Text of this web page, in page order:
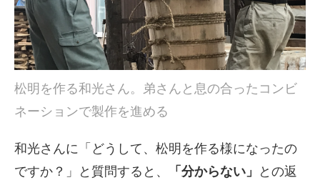
松明を作る和光さん。弟さんと息の合ったコンビ
ネーションで製作を進める
和光さんに「どうして、松明を作る様になったの
ですか？」と質問すると、
「分からない」
との返